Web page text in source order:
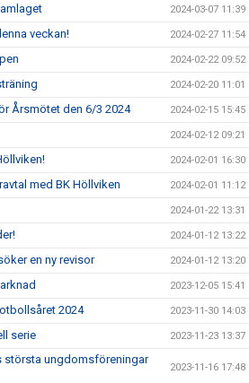
2024-03-07 11:39
veckan! 2024-02-27 11:54
2024-02-22 09:52
2024-02-20 11:01
Årsmötet den 6/3 2024 2024-02-15 15:45
2024-02-12 09:21
2024-02-01 16:30
med BK Höllviken 2024-02-01 11:12
2024-01-22 13:31
2024-01-12 13:22
en ny revisor 2024-01-12 13:20
2023-12-05 15:41
2024 2023-11-30 14:03
serie 2023-11-23 13:37
största ungdomsföreningar
2023-11-16 17:48